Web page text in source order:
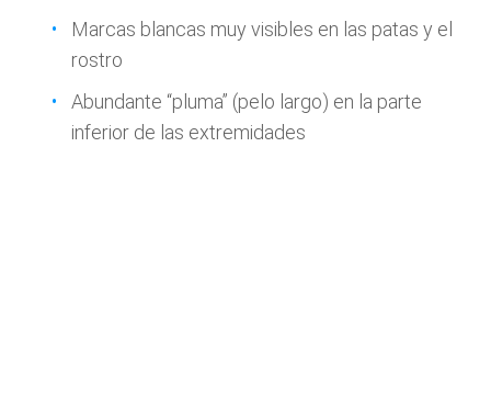
Marcas blancas muy visibles en las patas y el
rostro
Abundante “pluma” (pelo largo) en la parte
inferior de las extremidades